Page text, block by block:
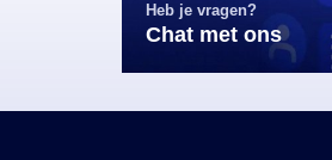
Heb je vragen?
Chat met ons